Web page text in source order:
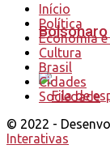
Início
Política
Economia
Cultura
Brasil
Cidades
Sociedade
© 2022 -
Interativas